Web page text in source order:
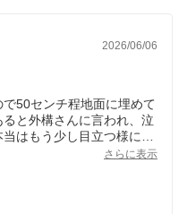
2026/06/06
50センチ程地面に埋めて
と外構さんに言われ、泣
はもう少し目立つ様に高
さらに表示